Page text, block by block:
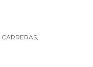
CARRERAS,